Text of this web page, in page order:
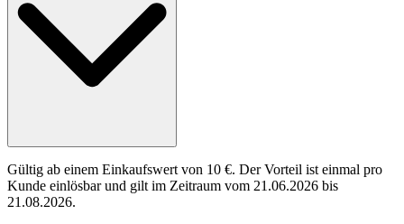
Gültig ab einem Einkaufswert von 10 €. Der Vorteil ist einmal pro
Kunde einlösbar und gilt im Zeitraum vom 21.06.2026 bis
21.08.2026.